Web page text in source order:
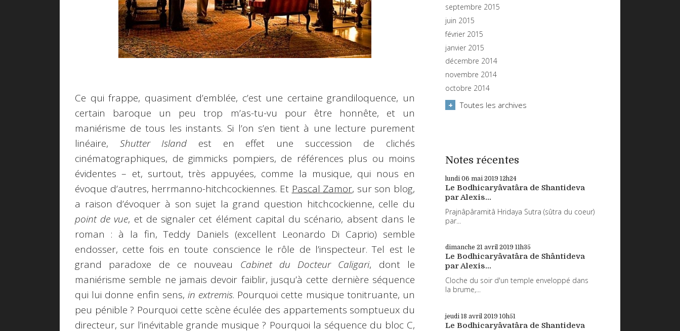
Ce qui frappe, quasiment d’emblée, c’est une certaine grandiloquence, un
certain baroque un peu trop m’as-tu-vu pour être honnête, et un
maniérisme de tous les instants. Si l’on s’en tient à une lecture purement
linéaire, Shutter Island est en effet une succession de clichés
cinématographiques, de gimmicks pompiers, de références plus ou moins
évidentes – et, surtout, très appuyées, comme la musique, qui nous en
évoque d’autres, herrmanno-hitchcockiennes. Et Pascal Zamor, sur son blog,
a raison d’évoquer à son sujet la grand question hitchcockienne, celle du
point de vue, et de signaler cet élément capital du scénario, absent dans le
roman : à la fin, Teddy Daniels (excellent Leonardo Di Caprio) semble
endosser, cette fois en toute conscience le rôle de l’inspecteur. Tel est le
grand paradoxe de ce nouveau Cabinet du Docteur Caligari, dont le
maniérisme semble ne jamais devoir faiblir, jusqu’à cette dernière séquence
qui lui donne enfin sens, in extremis. Pourquoi cette musique tonitruante, un
peu pénible ? Pourquoi cette scène éculée des appartements somptueux du
directeur, sur l’inévitable grande musique ? Pourquoi la séquence du bloc C,
septembre 2015
juin 2015
février 2015
janvier 2015
décembre 2014
novembre 2014
octobre 2014
Toutes les archives
Notes récentes
lundi 06 mai 2019 12h24
Le Bodhicaryâvatâra de Shantideva
par Alexis...
Prajnâpâramitâ Hridaya Sutra (sûtra du coeur)
par...
dimanche 21 avril 2019 11h35
Le Bodhicaryâvatâra de Shântideva
par Alexis...
Cloche du soir d'un temple enveloppé dans
la brume,...
jeudi 18 avril 2019 10h51
Le Bodhicaryâvatâra de Shantideva